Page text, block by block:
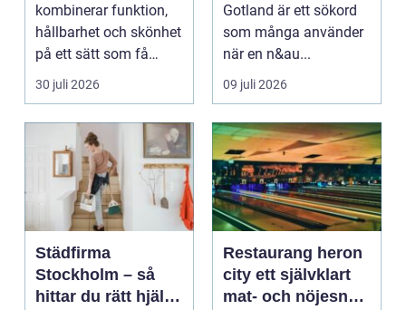
kombinerar funktion,
hållbarhet och skönhet
på ett sätt som få
andra köksredskap
gör...
30 juli 2026
Gotland är ett sökord
som många använder
när en n&au...
09 juli 2026
Städfirma
Stockholm – så
hittar du rätt hjälp
Restaurang heron
city ett självklart
mat- och nöjesnav